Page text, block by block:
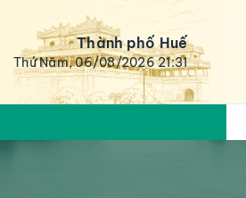
Thành phố Huế
Thứ Năm, 06/08/2026 21:31